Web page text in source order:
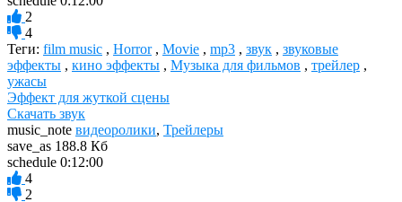
2
4
Теги: film music , Horror, Movie , mp3 , звук , звуковые
эффекты , кино эффекты , Музыка для фильмов , трейлер ,
ужасы
Эффект для жуткой сцены
Скачать звук
music_note видеоролики, Трейлеры
save_as 188.8 Кб
schedule 0:12:00
4
2